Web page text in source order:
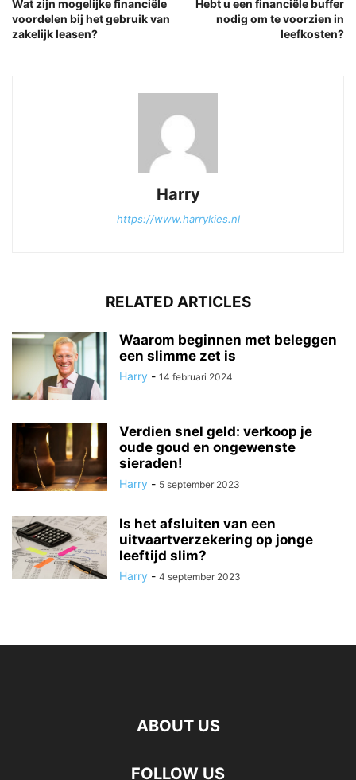
Wat zijn mogelijke financiële
voordelen bij het gebruik van
zakelijk leasen?
Hebt u een financiële buffer
nodig om te voorzien in
leefkosten?
Harry
https://www.harrykies.nl
RELATED ARTICLES
Waarom beginnen met beleggen
een slimme zet is
Harry - 14 februari 2024
Verdien snel geld: verkoop je
oude goud en ongewenste
sieraden!
Harry - 5 september 2023
Is het afsluiten van een
uitvaartverzekering op jonge
leeftijd slim?
Harry - 4 september 2023
ABOUT US
FOLLOW US